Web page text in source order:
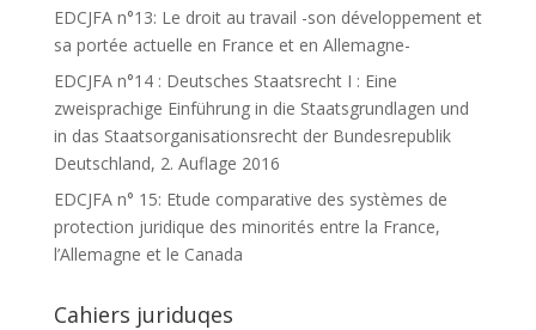
EDCJFA n°13: Le droit au travail -son développement et
sa portée actuelle en France et en Allemagne-
EDCJFA n°14 : Deutsches Staatsrecht I : Eine
zweisprachige Einführung in die Staatsgrundlagen und
in das Staatsorganisationsrecht der Bundesrepublik
Deutschland, 2. Auflage 2016
EDCJFA n° 15: Etude comparative des systèmes de
protection juridique des minorités entre la France,
l’Allemagne et le Canada
Cahiers juriduqes